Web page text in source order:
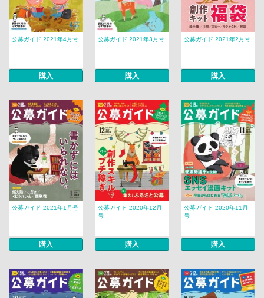
公募ガイド 2021年4月号
購入
公募ガイド 2021年3月号
購入
公募ガイド 2021年2月号
購入
公募ガイド 2021年1月号
購入
公募ガイド 2020年12月
号
購入
公募ガイド 2020年11月
号
購入